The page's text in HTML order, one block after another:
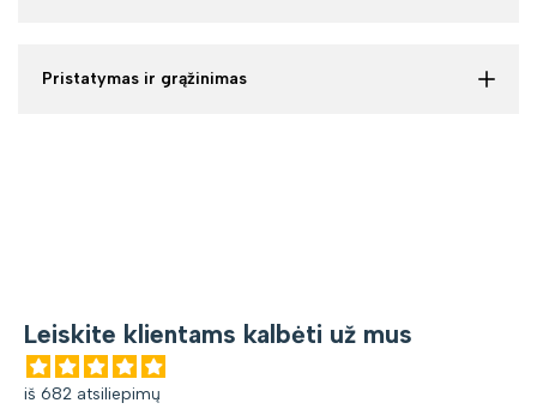
Pristatymas ir grąžinimas
Leiskite klientams kalbėti už mus
iš 682 atsiliepimų